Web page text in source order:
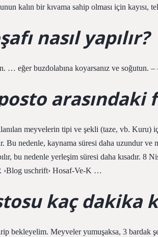
kalın bir kıvama sahip olması için kayısı,
nasıl yapılır?
… eğer buzdolabına koyarsanız ve soğutun. –
arasındaki
meyvelerin tipi ve şekli (taze, vb. Kuru)
nedenle, kaynama süresi daha uzundur ve
bu nedenle yerleşim süresi daha kısadır. 8
uschrift› Hosaf-Ve-K …
kaç dakika
bekleyelim. Meyveler yumuşaksa, 3 bardak